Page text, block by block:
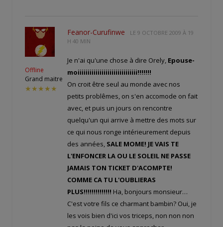
Offline
Grand maitre
★★★★★
Feanor-Curufinwe LE 9 OCTOBRE 2009 À 19
H 40 MIN
Je n'ai qu'une chose à dire Orely, Epouse-
moiiiiiiiiiiiiiiiiiiiiiiiiiiiiii!!!!!!!
On croit être seul au monde avec nos
petits problêmes, on s'en accomode on fait
avec, et puis un jours on rencontre
quelqu'un qui arrive à mettre des mots sur
ce qui nous ronge intérieurement depuis
des années, SALE MOME! JE VAIS TE
L'ENFONCER LA OU LE SOLEIL NE PASSE
JAMAIS TON TICKET D'ACOMPTE!
COMME CA TU L'OUBLIERAS
PLUS!!!!!!!!!!!!!! Ha, bonjours monsieur…
C'est votre fils ce charmant bambin? Oui, je
les vois bien d'ici vos triceps, non non non